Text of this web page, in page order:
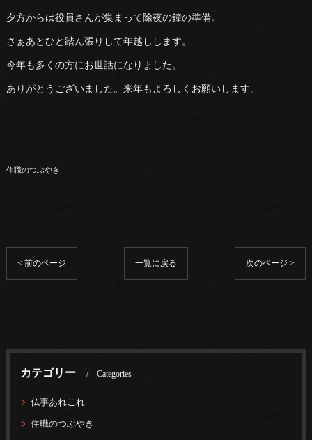
夕方からは役員さんが集まって除夜の鐘の準備。
さぁあとひと踏ん張りして年越しします。
今年も多くの方にお世話になりました。
ありがとうございました。来年もよろしくお願いします。
住職のつぶやき
< 前のページ 一覧に戻る 次のページ >
カテゴリー Categories
仏事あれこれ
住職のつぶやき